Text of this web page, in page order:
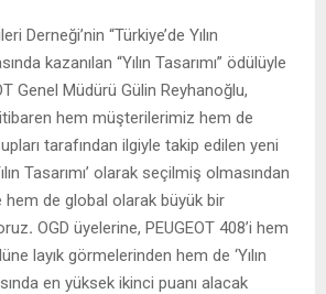
Derneği’nin “Türkiye’de Yılın
kazanılan “Yılın Tasarımı” ödülüyle
Genel Müdürü Gülin Reyhanoğlu,
itibaren hem müşterilerimiz hem de
tarafından ilgiyle takip edilen yeni
Tasarımı’ olarak seçilmiş olmasından
hem de global olarak büyük bir
. OGD üyelerine, PEUGEOT 408’i hem
layık görmelerinden hem de ‘Yılın
en yüksek ikinci puanı alacak